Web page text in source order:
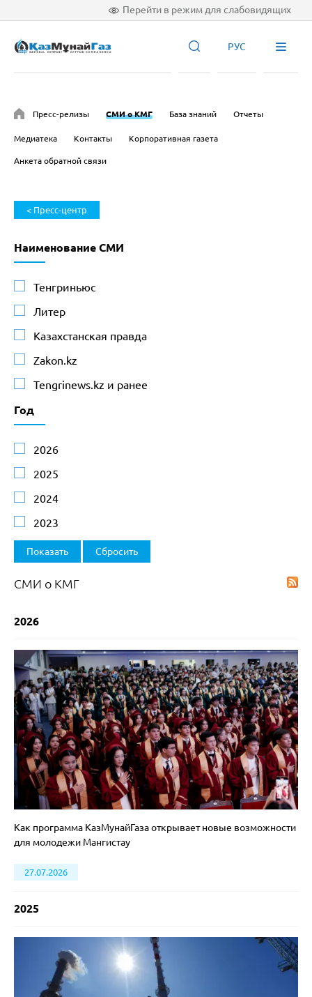
Перейти в режим для слабовидящих
РУС
Пресс-релизы СМИ о КМГ База знаний Отчеты
Медиатека Контакты Корпоративная газета
Анкета обратной связи
< Пресс-центр
Наименование СМИ
Тенгриньюс
Литер
Казахстанская правда
Zakon.kz
Tengrinews.kz и ранее
Год
2026
2025
2024
2023
СМИ о КМГ
2026
Как программа КазМунайГаза открывает новые возможности
для молодежи Мангистау
27.07.2026
2025